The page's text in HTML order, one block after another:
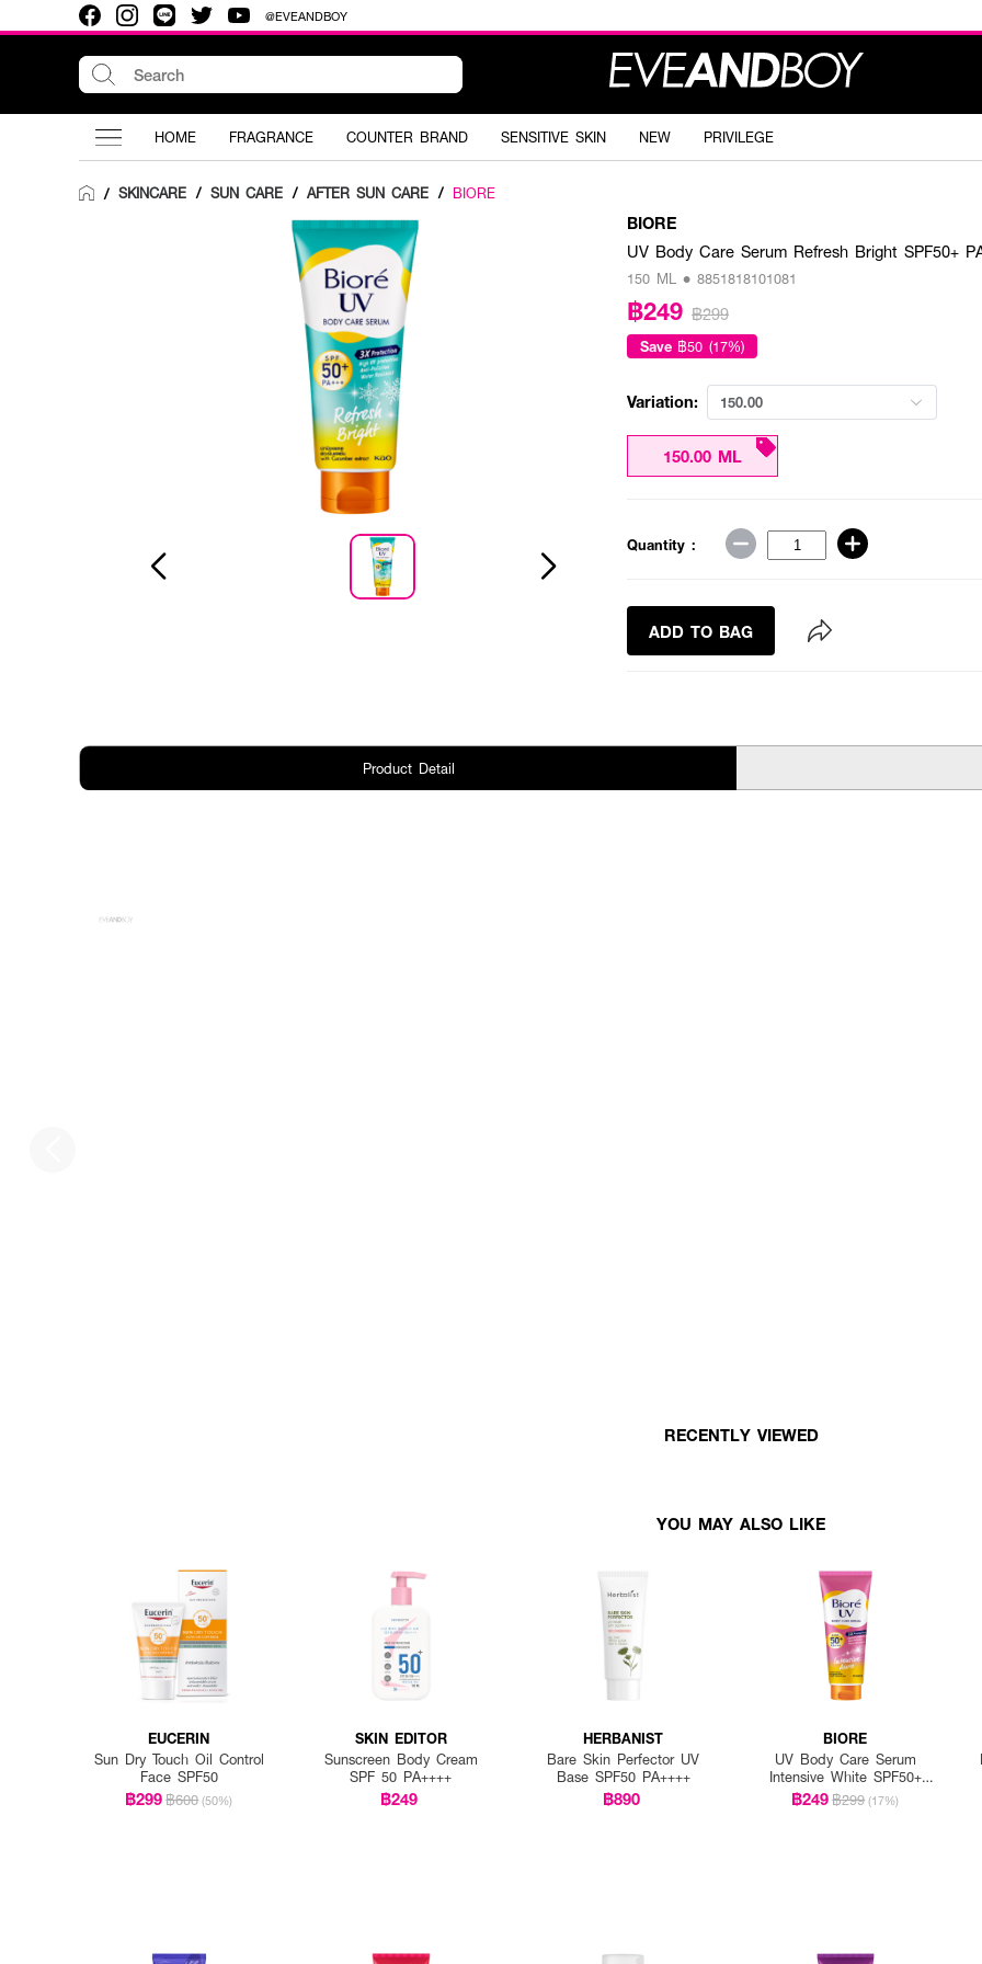
@EVEANDBOY
HOME FRAGRANCE COUNTER BRAND SENSITIVE SKIN NEW PRIVILEGE
/ SKINCARE / SUN CARE / AFTER SUN CARE / BIORE
BIORE
UV Body Care Serum Refresh Bright SPF50+
150 ML • 8851818101081
฿249 ฿299
Save ฿50 (17%)
Variation: 150.00
150.00 ML
Quantity :
ADD TO BAG
Product Detail
RECENTLY VIEWED
YOU MAY ALSO LIKE
EUCERIN
Sun Dry Touch Oil Control
Face SPF50
฿299฿600 (50%)
SKIN EDITOR
Sunscreen Body Cream
SPF 50 PA++++
฿249
HERBANIST
Bare Skin Perfector UV
Base SPF50 PA++++
฿890
BIORE
UV Body Care Serum
Intensive White SPF50+
PA++++
฿249฿299 (17%)